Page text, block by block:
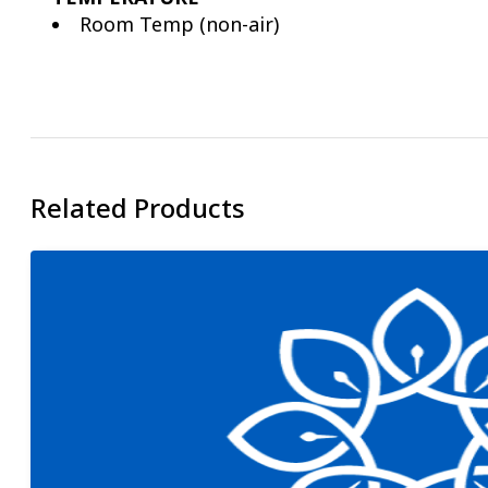
Room Temp (non-air)
Related Products